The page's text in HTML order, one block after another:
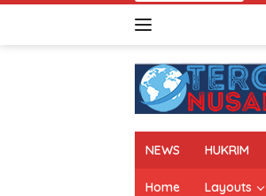
NEWS HUKRIM
Home Layouts